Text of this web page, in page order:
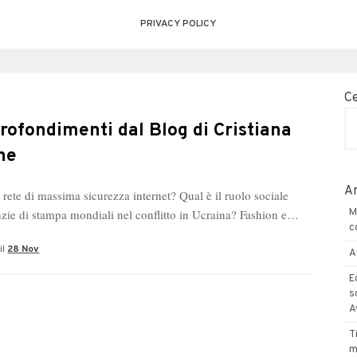
PRIVACY POLICY
dal Blog di Cristiana
rete di massima sicurezza internet? Qual è il ruolo sociale
di stampa mondiali nel conflitto in Ucraina? Fashion e…
28 Nov